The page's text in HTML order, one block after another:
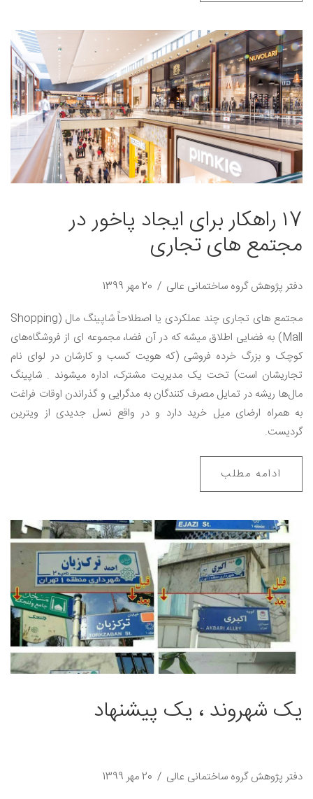
۱7 راهکار برای ایجاد پاخور در
مجتمع های تجاری
دفتر پژوهش گروه ساختمانی عالی
20 مهر 1399
مجتمع های تجاری چند عملکردی یا اصطلاحاً شاپینگ مال (Shopping
Mall) به فضایی اطلاق میشه که در آن فضا، مجموعه ای از فروشگاه‌های
کوچک و بزرگ خرده فروشی (که هویت کسب و کارشان در لوای نام
تجاریشان است) تحت یک مدیریت مشترک، اداره میشوند . شاپینگ
مال‌ها ریشه در تمایل مصرف کنندگان به مدگرایی و گذراندن اوقات فراغت
به همراه ارضای میل خرید دارد و در واقع نسل جدیدی از ویترین
گردیست.
ادامه مطلب
یک شهروند ، یک پیشنهاد
دفتر پژوهش گروه ساختمانی عالی
20 مهر 1399